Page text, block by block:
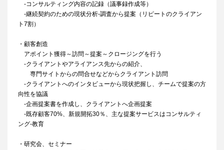
‐コンサルティング内容の記録（議事録作成等）
‐継続契約のための現状分析‐調査から提案（リピートのクライアン
ト7割）
・顧客創造
アポイント獲得～訪問～提案～クロージングを行う
‐クライアントやアライアンス先からの紹介、
専門サイトからの問合せなどからクライアント訪問
‐クライアントへのインタビューから現状把握し、チームで提案の方
向性を協議
‐企画提案書を作成し、クライアントへ企画提案
‐既存顧客70%、新規開拓30％、主な提案サービスはコンサルティ
ング‐教育
・研究会、セミナー